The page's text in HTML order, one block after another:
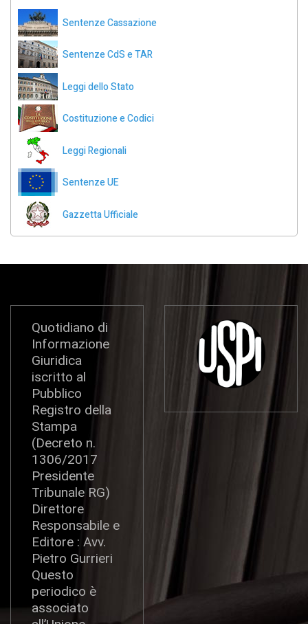
Sentenze Cassazione
Sentenze CdS e TAR
Leggi dello Stato
Costituzione e Codici
Leggi Regionali
Sentenze UE
Gazzetta Ufficiale
Quotidiano di
Informazione
Giuridica
iscritto al
Pubblico
Registro della
Stampa
(Decreto n.
1306/2017
Presidente
Tribunale RG)
Direttore
Responsabile e
Editore : Avv.
Pietro Gurrieri
Questo
periodico è
associato